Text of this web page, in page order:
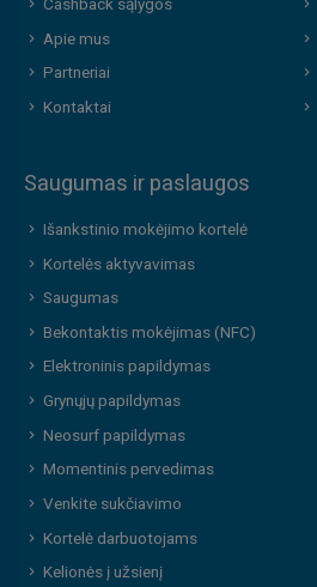
Cashback sąlygos
Apie mus
Partneriai
Kontaktai
Saugumas ir paslaugos
Išankstinio mokėjimo kortelė
Kortelės aktyvavimas
Saugumas
Bekontaktis mokėjimas (NFC)
Elektroninis papildymas
Grynųjų papildymas
Neosurf papildymas
Momentinis pervedimas
Venkite sukčiavimo
Kortelė darbuotojams
Kelionės į užsienį